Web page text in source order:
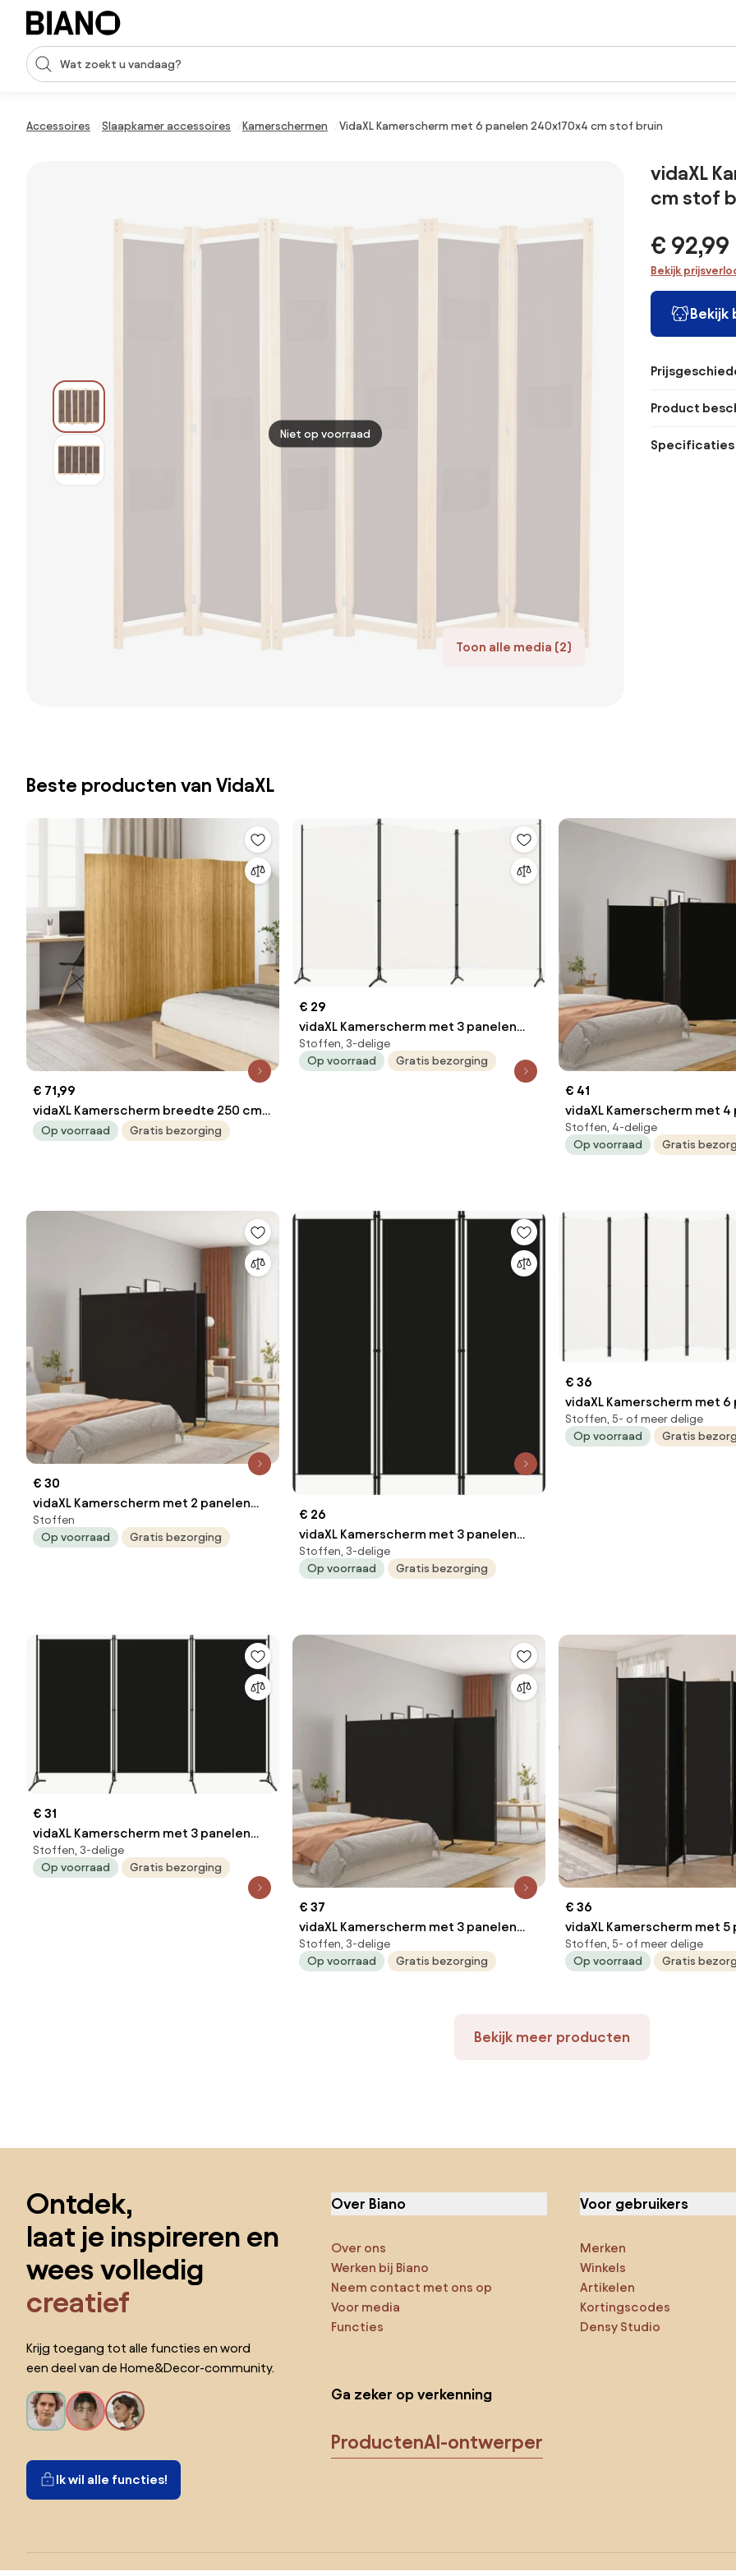
Navigatie overslaan, naar inhoud springen
Zoekopdracht invoeren
Accessoires Slaapkamer accessoires Kamerschermen VidaXL Kamerscherm met 6 panelen 240x170x4 cm stof bruin
Toon alle media (2)
Niet op voorraad
vidaXL
cm stof
€ 92,99
Bekijk
Bekijk
Product
Specificaties
Beste producten van VidaXL
€ 71,99
vidaXL Kamerscherm breedte 250 cm
hoogte 165 cm bamboe natuurlijk
Op voorraad Gratis bezorging
€ 29
vidaXL Kamerscherm met 3 panelen
260x180 cm stof wit
Stoffen, 3-delige
Op voorraad
Gratis bezorging
€ 41
vidaXL Kamerscherm met 4
346x180 cm stof zwart
Stoffen, 4-delige
Op voorraad
Gratis
€ 30
vidaXL Kamerscherm met 2 panelen
348x180 cm stof zwart
Stoffen
Op voorraad
Gratis bezorging
€ 26
vidaXL Kamerscherm met 3 panelen
150x180 cm zwart
Stoffen, 3-delige
Op voorraad
Gratis bezorging
€ 36
vidaXL Kamerscherm met 6
300x180 cm wit
Stoffen, 5- of meer delige
Op voorraad
Gratis
€ 31
vidaXL Kamerscherm met 3 panelen
260x180 cm zwart
Stoffen, 3-delige
Op voorraad
Gratis bezorging
€ 37
vidaXL Kamerscherm met 3 panelen
525x180 cm stof zwart
Stoffen, 3-delige
Op voorraad
Gratis bezorging
€ 36
vidaXL Kamerscherm met 5
250x200 cm stof zwart
Stoffen, 5- of meer delige
Op voorraad
Gratis
Bekijk meer producten
Ontdek,
laat je inspireren en
wees volledig
creatief
Krijg toegang tot alle functies en word
een deel van de Home&Decor-community.
Ik wil alle functies!
Over Biano
Over ons
Werken bij Biano
Neem contact met ons op
Voor media
Functies
Voor gebruikers
Merken
Winkels
Artikelen
Kortingscodes
Densy Studio
Ga zeker op verkenning
ProductenAI-ontwerper